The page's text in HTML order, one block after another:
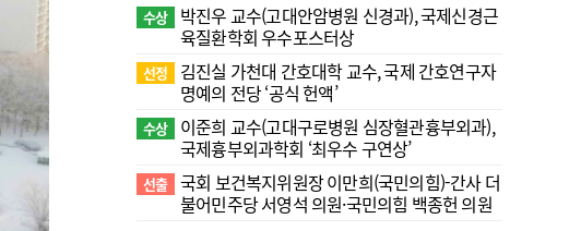
수상
박진우 교수(고대안암병원 신경과), 국제신경근
육질환학회 우수포스터상
선정
김진실 가천대 간호대학 교수, 국제 간호연구자
명예의 전당 ‘공식 헌액’
수상
이준희 교수(고대구로병원 심장혈관흉부외과),
국제흉부외과학회 ‘최우수 구연상’
선출 국회 보건복지위원장 이만희(국민의힘)-간사 더
불어민주당 서영석 의원·국민의힘 백종헌 의원